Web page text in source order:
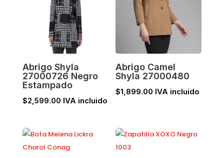
Abrigo Shyla
27000726 Negro
Estampado
$2,599.00 IVA incluido
Abrigo Camel
Shyla 27000480
$1,899.00 IVA incluido